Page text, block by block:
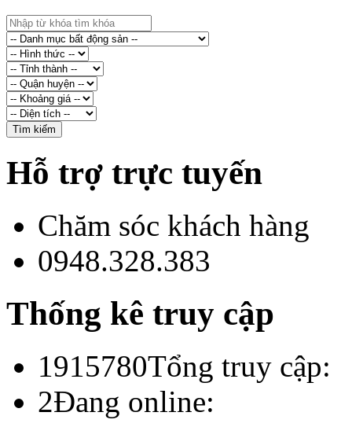
Hỗ trợ trực tuyến
Chăm sóc khách hàng
0948.328.383
Thống kê truy cập
1915780Tổng truy cập:
2Đang online: